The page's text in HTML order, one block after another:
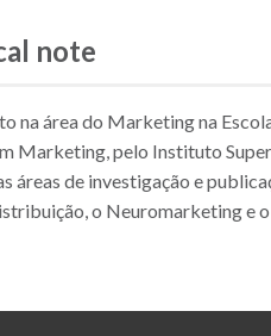
note
na área do Marketing na
Marketing, pelo Instituto
áreas de investigação e
o Neuromarketing e